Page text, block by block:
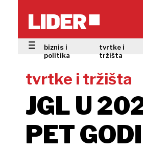
biznis i
politika
tvrtke i
tržišta
tvrtke i tržišta
JGL U
PET